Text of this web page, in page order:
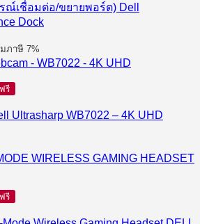
ณ์เชื่อมต่อ/ขยายพอร์ต) Dell
Dock
฿.
ภาษี 7%
รี
Ultrasharp WB7022 – 4K UHD
รี